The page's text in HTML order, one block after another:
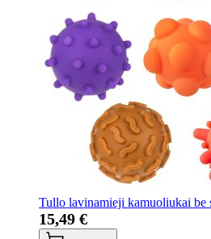
Tullo lavinamieji kamuoliukai be
15,49 €